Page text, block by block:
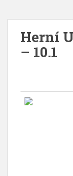
Herní
– 10.1